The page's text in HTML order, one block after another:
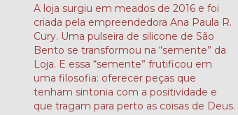
A loja surgiu em meados de 2016 e foi
criada pela empreendedora Ana Paula R.
Cury. Uma pulseira de silicone de São
Bento se transformou na “semente” da
Loja. E essa “semente” frutificou em
uma filosofia: oferecer peças que
tenham sintonia com a positividade e
que tragam para perto as coisas de Deus.